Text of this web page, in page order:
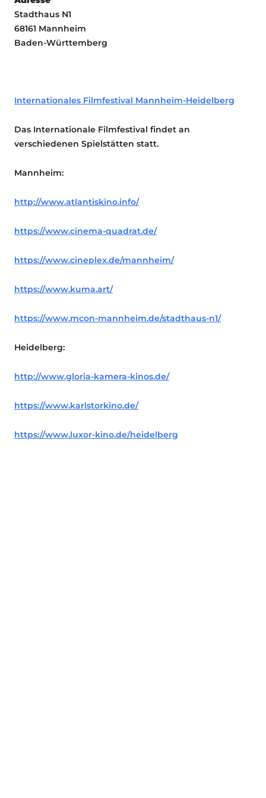
Stadthaus N1
68161 Mannheim
Baden-Württemberg
Internationales Filmfestival Mannheim-Heidelberg
Das Internationale Filmfestival findet an
verschiedenen Spielstätten statt.
Mannheim:
http://www.atlantiskino.info/
https://www.cinema-quadrat.de/
https://www.cineplex.de/mannheim/
https://www.kuma.art/
https://www.mcon-mannheim.de/stadthaus-n1/
Heidelberg:
http://www.gloria-kamera-kinos.de/
https://www.karlstorkino.de/
https://www.luxor-kino.de/heidelberg